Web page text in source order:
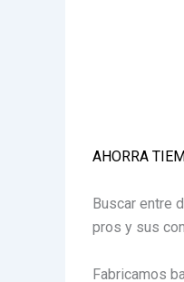
AHORRA
Buscar entre
pros y sus
Fabricamos